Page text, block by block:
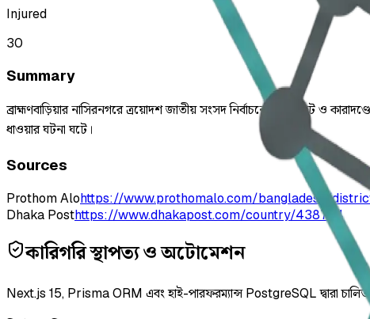
Injured
30
Summary
ব্রাহ্মণবাড়িয়ার নাসিরনগরে ত্রয়োদশ জাতীয় সংসদ নির্বাচনে জাল ভোট ও
ধাওয়ার ঘটনা ঘটে।
Sources
Prothom Alohttps://www.prothomalo.com/bangladesh/
Dhaka Posthttps://www.dhakapost.com/country/438734
কারিগরি স্থাপত্য ও অটোমেশন
Next.js 15, Prisma ORM এবং হাই-পারফরম্যান্স PostgreSQL দ্বারা চালিত।